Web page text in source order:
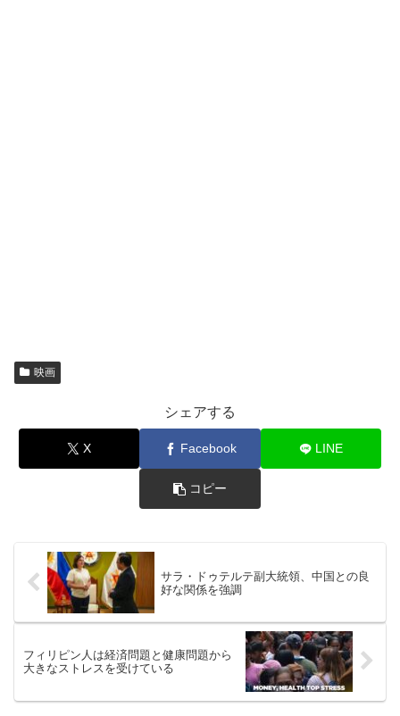
映画
シェアする
X Facebook LINE
コピー
サラ・ドゥテルテ副大統領、中国との良
好な関係を強調
フィリピン人は経済問題と健康問題から
大きなストレスを受けている